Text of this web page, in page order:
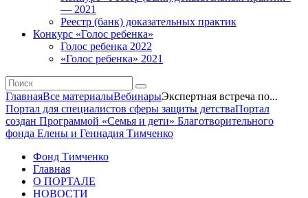
— 2021
Реестр (банк) доказательных практик
Конкурс «Голос ребенка»
Голос ребенка 2022
«Голос ребенка» 2021
ГлавнаяВсе материалыВебинарыЭкспертная встреча по...
Портал для специалистов сферы защиты детстваПортал
создан Программой «Семья и дети» Благотворительного
фонда Елены и Геннадия Тимченко
Фонд Тимченко
Главная
О ПОРТАЛЕ
НОВОСТИ